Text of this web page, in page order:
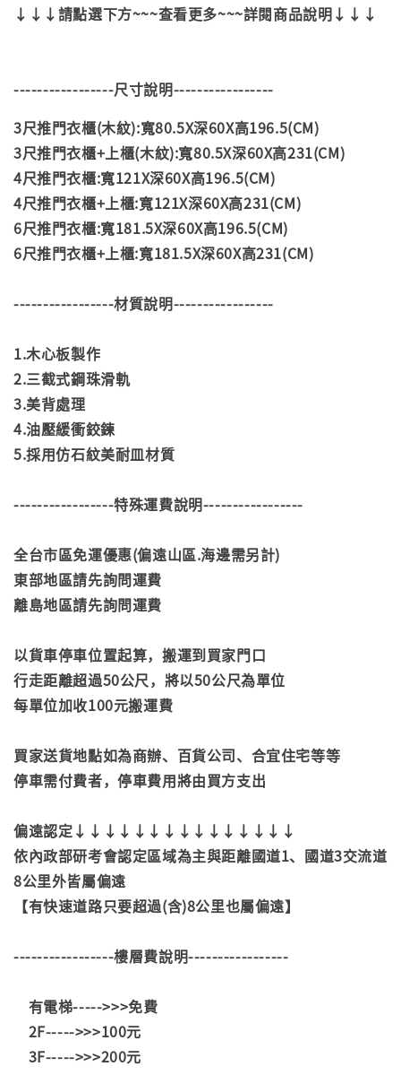
↓↓↓請點選下方~~~查看更多~~~詳閱商品說明↓↓↓
-----------------尺寸說明-----------------
3尺推門衣櫃(木紋):寬80.5X深60X高196.5(CM)
3尺推門衣櫃+上櫃(木紋):寬80.5X深60X高231(CM)
4尺推門衣櫃:寬121X深60X高196.5(CM)
4尺推門衣櫃+上櫃:寬121X深60X高231(CM)
6尺推門衣櫃:寬181.5X深60X高196.5(CM)
6尺推門衣櫃+上櫃:寬181.5X深60X高231(CM)
-----------------材質說明-----------------
1.木心板製作
2.三截式鋼珠滑軌
3.美背處理
4.油壓緩衝鉸鍊
5.採用仿石紋美耐皿材質
-----------------特殊運費說明-----------------
全台市區免運優惠(偏遠山區.海邊需另計)
東部地區請先詢問運費
離島地區請先詢問運費
以貨車停車位置起算，搬運到買家門口
行走距離超過50公尺，將以50公尺為單位
每單位加收100元搬運費
買家送貨地點如為商辦、百貨公司、合宜住宅等等
停車需付費者，停車費用將由買方支出
偏遠認定↓↓↓↓↓↓↓↓↓↓↓↓↓↓↓
依內政部研考會認定區域為主與距離國道1、國道3交流道
8公里外皆屬偏遠
【有快速道路只要超過(含)8公里也屬偏遠】
-----------------樓層費說明-----------------
有電梯----->>>免費
2F----->>>100元
3F----->>>200元